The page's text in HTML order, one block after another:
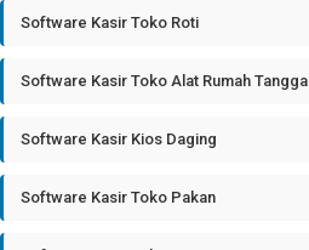
Software Kasir Toko Roti
Software Kasir Toko Alat Rumah Tangga
Software Kasir Kios Daging
Software Kasir Toko Pakan